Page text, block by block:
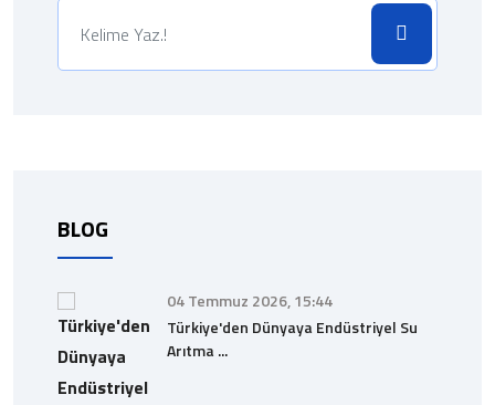
BLOG
04 Temmuz 2026, 15:44
Türkiye'den Dünyaya Endüstriyel Su
Arıtma ...